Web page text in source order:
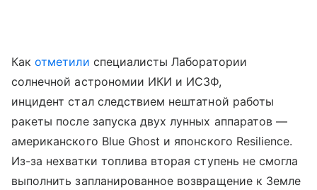
Какотметили специалисты Лаборатории
солнечной астрономии ИКИ и ИСЗФ,
инцидент стал следствием нештатной работы
ракеты после запуска двух лунных аппаратов —
американского Blue Ghost и японского Resilience.
Из-за нехватки топлива вторая ступень не смогла
выполнить запланированное возвращение к Земле